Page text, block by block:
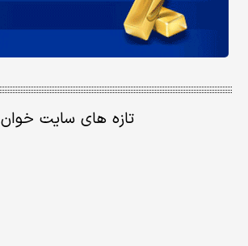
تازه های سایت خوان